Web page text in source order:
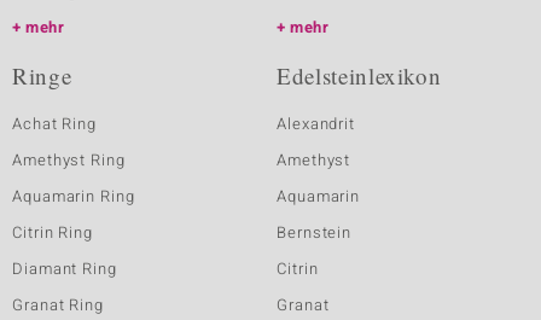
mehr
mehr
Ringe
Achat Ring
Amethyst Ring
Aquamarin Ring
Citrin Ring
Diamant Ring
Granat Ring
Edelsteinlexikon
Alexandrit
Amethyst
Aquamarin
Bernstein
Citrin
Granat